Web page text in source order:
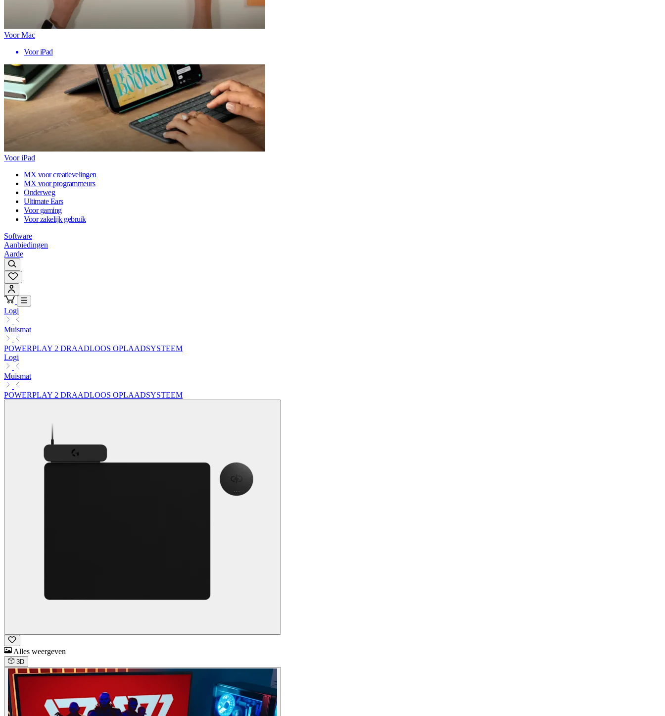
Voor Mac
Voor iPad
Voor iPad
MX voor creatievelingen
MX voor programmeurs
Onderweg
Ultimate Ears
Voor gaming
Voor zakelijk gebruik
Software
Aanbiedingen
Aarde
Logi
Muismat
POWERPLAY 2 DRAADLOOS OPLAADSYSTEEM
Logi
Muismat
POWERPLAY 2 DRAADLOOS OPLAADSYSTEEM
Alles weergeven
3D